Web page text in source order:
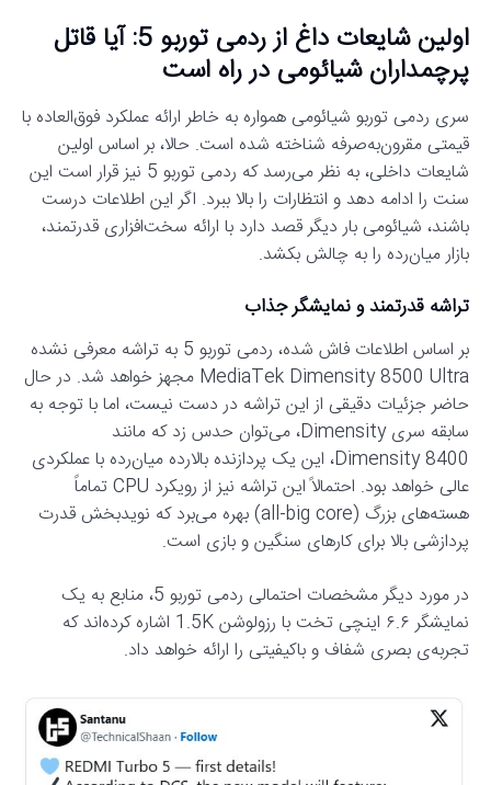
اولین شایعات داغ از ردمی توربو 5: آیا قاتل
پرچمداران شیائومی در راه است
سری ردمی توربو شیائومی همواره به خاطر ارائه عملکرد فوق‌العاده با
قیمتی مقرون‌به‌صرفه شناخته شده است. حالا، بر اساس اولین
شایعات داخلی، به نظر می‌رسد که ردمی توربو 5 نیز قرار است این
سنت را ادامه دهد و انتظارات را بالا ببرد. اگر این اطلاعات درست
باشند، شیائومی بار دیگر قصد دارد با ارائه سخت‌افزاری قدرتمند،
بازار میان‌رده را به چالش بکشد.
تراشه قدرتمند و نمایشگر جذاب
بر اساس اطلاعات فاش شده، ردمی توربو 5 به تراشه معرفی نشده
MediaTek Dimensity 8500 Ultra مجهز خواهد شد. در حال
حاضر جزئیات دقیقی از این تراشه در دست نیست، اما با توجه به
سابقه سری Dimensity، می‌توان حدس زد که مانند
Dimensity 8400، این یک پردازنده بالارده میان‌رده با عملکردی
عالی خواهد بود. احتمالاً این تراشه نیز از رویکرد CPU تماماً
هسته‌های بزرگ (all-big core) بهره می‌برد که نویدبخش قدرت
پردازشی بالا برای کارهای سنگین و بازی است.
در مورد دیگر مشخصات احتمالی ردمی توربو 5، منابع به یک
نمایشگر ۶.۶ اینچی تخت با رزولوشن 1.5K اشاره کرده‌اند که
تجربه‌ی بصری شفاف و باکیفیتی را ارائه خواهد داد.